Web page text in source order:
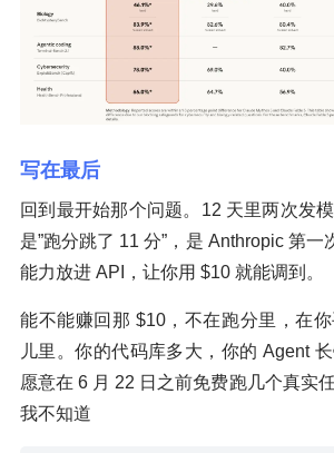
写在最后
回到最开始那个问题。12 天里两次发
是”跑分跳了 11 分”，是 Anthropic 第一
能力放进 API，让你用 $10 就能调到。
能不能赚回那 $10，不在跑分里，在
儿里。你的代码库多大，你的 Agent
愿意在 6 月 22 日之前免费跑几个真
我不知道